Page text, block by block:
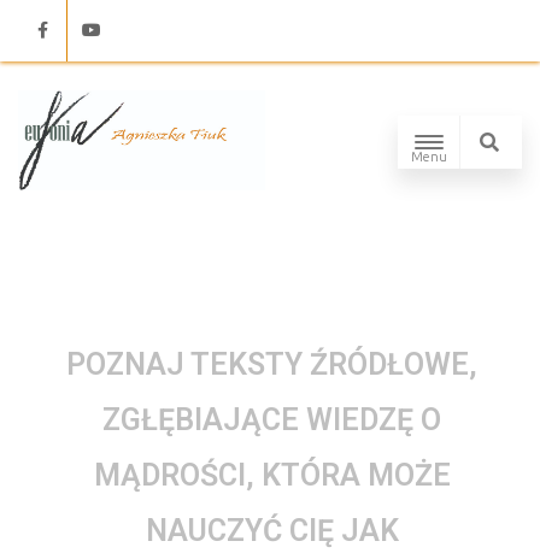
FacebookYoutube
Menu
POZNAJ TEKSTY ŹRÓDŁOWE,
ZGŁĘBIAJĄCE WIEDZĘ O
MĄDROŚCI, KTÓRA MOŻE
NAUCZYĆ CIĘ JAK